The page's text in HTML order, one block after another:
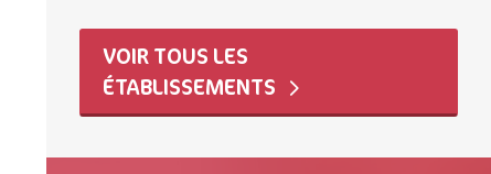
VOIR TOUS LES
ÉTABLISSEMENTS